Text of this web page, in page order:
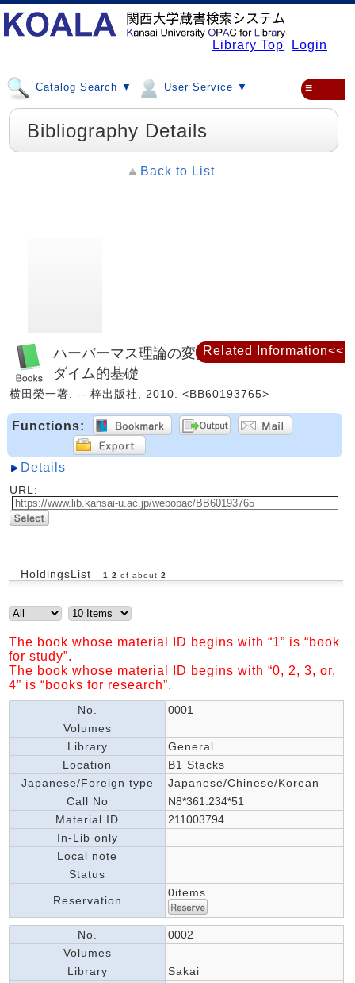
Library Top Login
Catalog Search ▼ User Service ▼ ≡
Bibliography Details
Back to List
ハーバーマス理論の変換 : 批判理論のパラ
ダイム的基礎
横田榮一著. -- 梓出版社, 2010. <BB60193765>
Functions:
Details
URL:
HoldingsList 1 -2 of about 2
The book whose material ID begins with “1” is “book
for study”.
The book whose material ID begins with “0, 2, 3, or,
4” is “books for research”.
No.
0001
Volumes
Library
General
Location
B1 Stacks
Japanese/Foreign type
Japanese/Chinese/Korean
Call No
N8*361.234*51
Material ID
211003794
In-Lib only
Local note
Status
Reservation
0items
No.
0002
Volumes
Library
Sakai
Related Information<<